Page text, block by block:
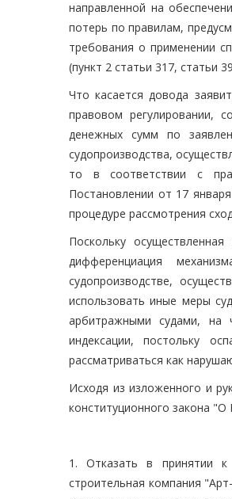
направленной на
потерь по правилам,
требования о применении
(пункт 2 статьи 317, статьи
Что касается довода
правовом регулировании,
денежных сумм по
судопроизводства,
то в соответствии с
Постановлении от 17
процедуре рассмотрения
Поскольку
дифференциация
судопроизводстве,
использовать иные меры
арбитражными судами, на
индексации, постольку
рассматриваться как
Исходя из изложенного и
конституционного закона
1. Отказать в принятии к
строительная компания